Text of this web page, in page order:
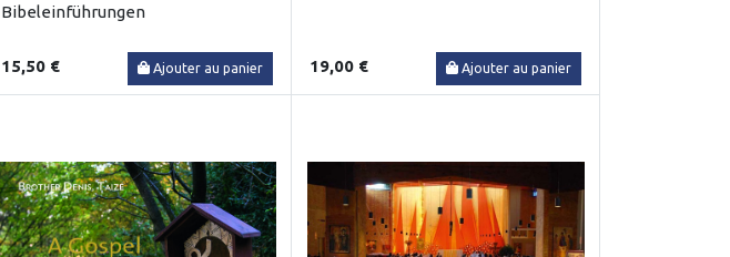
Bibeleinführungen
15,50 € Ajouter au panier 19,00 € Ajouter au panier